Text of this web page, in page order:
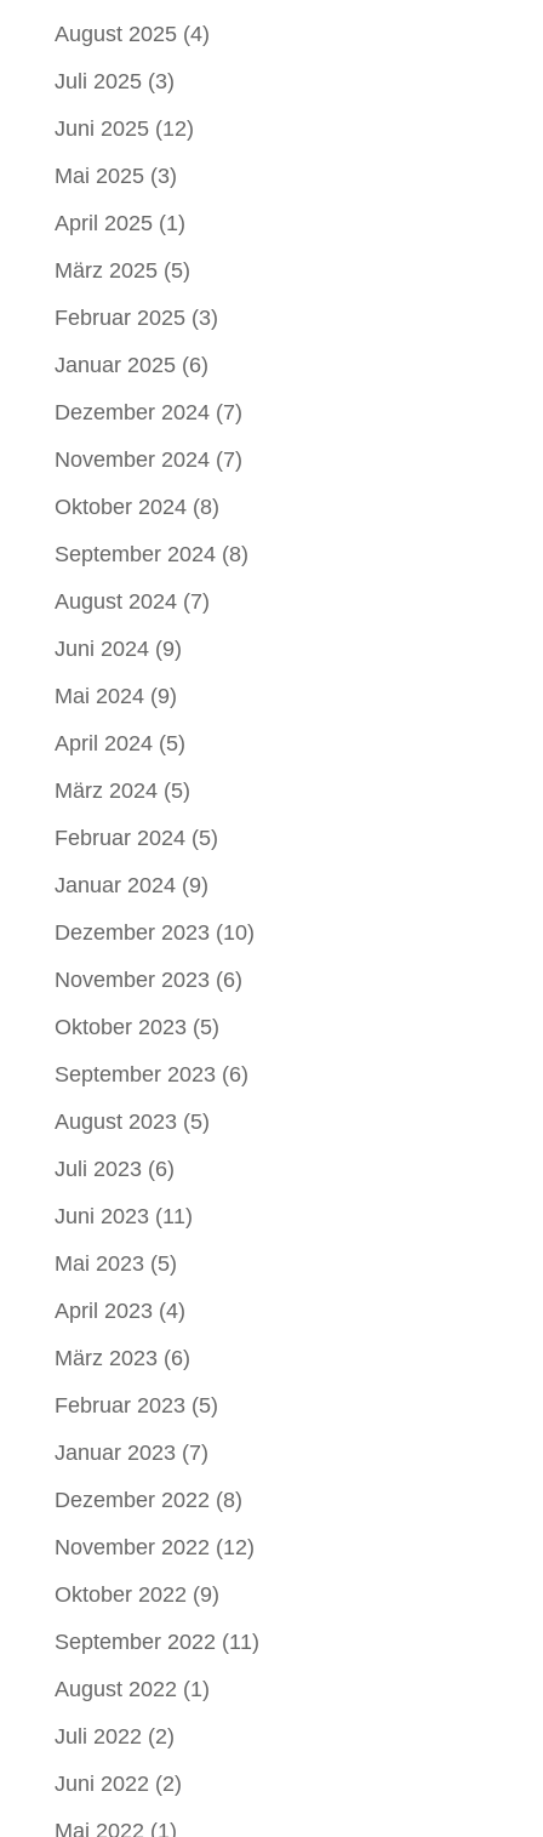
August 2025(4)
Juli 2025(3)
Juni 2025(12)
Mai 2025(3)
April 2025(1)
März 2025(5)
Februar 2025(3)
Januar 2025(6)
Dezember 2024(7)
November 2024(7)
Oktober 2024(8)
September 2024(8)
August 2024(7)
Juni 2024(9)
Mai 2024(9)
April 2024(5)
März 2024(5)
Februar 2024(5)
Januar 2024(9)
Dezember 2023(10)
November 2023(6)
Oktober 2023(5)
September 2023(6)
August 2023(5)
Juli 2023(6)
Juni 2023(11)
Mai 2023(5)
April 2023(4)
März 2023(6)
Februar 2023(5)
Januar 2023(7)
Dezember 2022 (8)
November 2022 (12)
Oktober 2022 (9)
September 2022 (11)
August 2022 (1)
Juli 2022 (2)
Juni 2022 (2)
Mai 2022 (1)